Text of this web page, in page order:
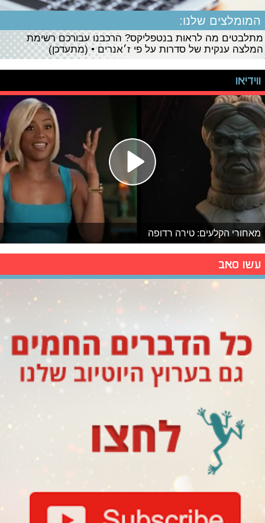
המומלצים שלנו:
מתלבטים מה לראות בנטפליקס? הרכבנו עבורכם רשימת
המלצה ענקית של סדרות על פי ז׳אנרים • (מתעדכן)
ווידיאו
מאחורי הקלעים: טירה רדופה
עשו סאב